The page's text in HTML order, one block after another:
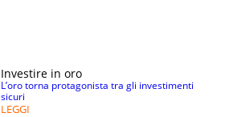
Investire in oro
L’oro torna protagonista tra gli investimenti
sicuri
LEGGI